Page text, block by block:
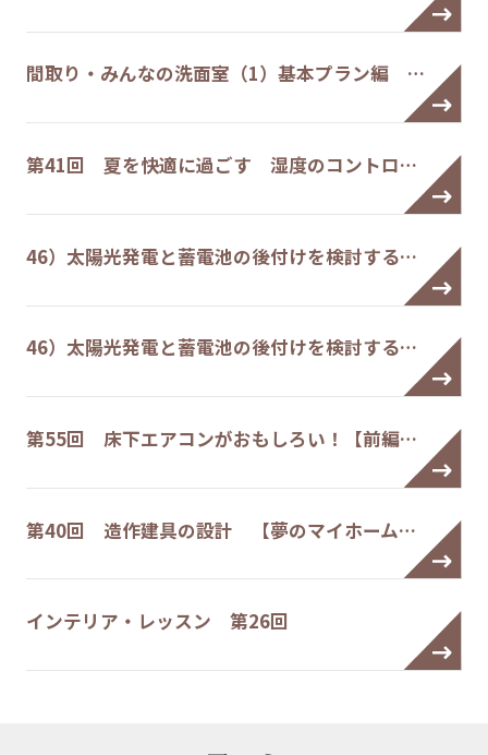
間取り・みんなの洗面室（1）基本プラン編 …
第41回 夏を快適に過ごす 湿度のコントロ…
46）太陽光発電と蓄電池の後付けを検討する…
46）太陽光発電と蓄電池の後付けを検討する…
第55回 床下エアコンがおもしろい！【前編…
第40回 造作建具の設計 【夢のマイホーム…
インテリア・レッスン 第26回